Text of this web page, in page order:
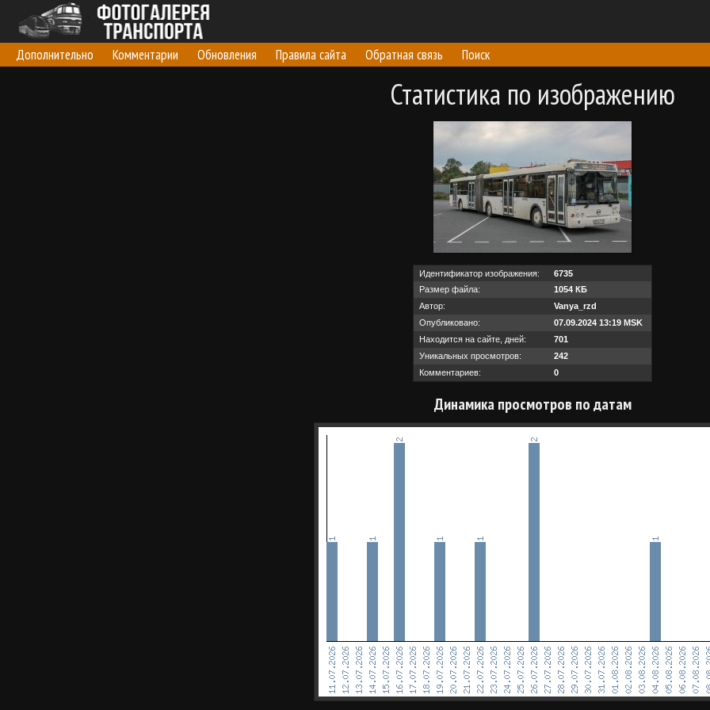
Дополнительно Комментарии Обновления Правила сайта Обратная связь Поиск
Статистика по изображению
Идентификатор изображения:
6735
Размер файла:
1054 КБ
Автор:
Vanya_rzd
Опубликовано:
07.09.2024 13:19 MSK
Находится на сайте, дней:
701
Уникальных просмотров:
242
Комментариев:
0
Динамика просмотров по датам